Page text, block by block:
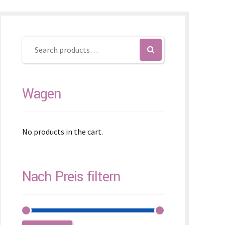
Wagen
No products in the cart.
Nach Preis filtern